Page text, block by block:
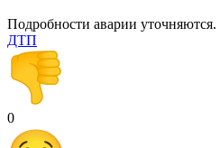
Подробности аварии уточняются.
ДТП
0